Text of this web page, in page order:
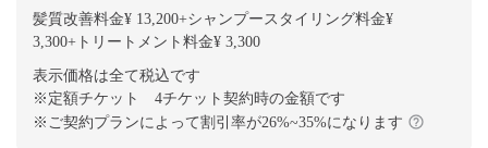
髪質改善料金¥ 13,200+シャンプースタイリング料金¥
3,300+ トリートメント料金¥ 3,300
表示価格は全て税込です
※定額チケット 4チケット契約時の金額です
※ご契約プランによって割引率が26%~35%になります